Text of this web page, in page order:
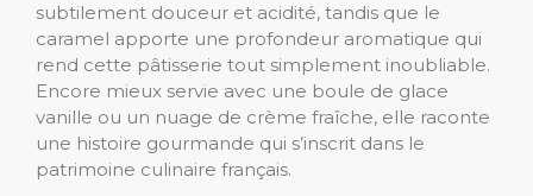
subtilement douceur et acidité, tandis que le
caramel apporte une profondeur aromatique qui
rend cette pâtisserie tout simplement inoubliable.
Encore mieux servie avec une boule de glace
vanille ou un nuage de crème fraîche, elle raconte
une histoire gourmande qui s’inscrit dans le
patrimoine culinaire français.